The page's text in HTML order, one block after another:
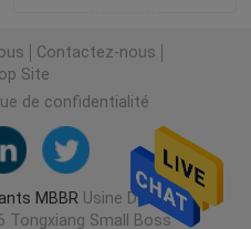
Contactez-nous
Site
de confidentialité
MBBR Usine De
Tongxiang Small Boss